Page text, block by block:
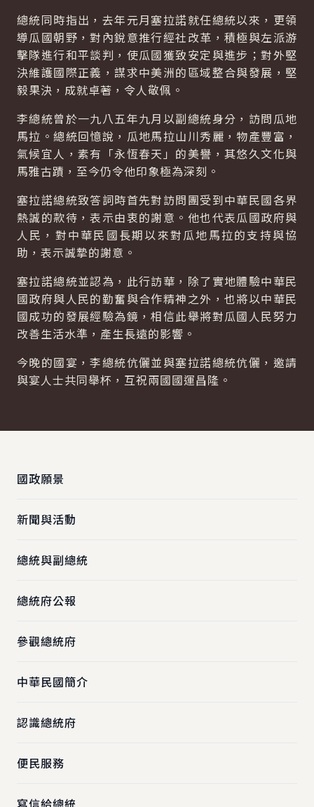
總統同時指出，去年元月塞拉諾就任總統以來，更領
導瓜國朝野，對內銳意推行經社改革，積極與左派游
擊隊進行和平談判，使瓜國獲致安定與進步；對外堅
決維護國際正義，謀求中美洲的區域整合與發展，堅
毅果決，成就卓著，令人敬佩。
李總統曾於一九八五年九月以副總統身分，訪問瓜地
馬拉。總統回憶說，瓜地馬拉山川秀麗，物產豐富，
氣候宜人，素有「永恆春天」的美譽，其悠久文化與
馬雅古蹟，至今仍令他印象極為深刻。
塞拉諾總統致答詞時首先對訪問團受到中華民國各界
熱誠的款待，表示由衷的謝意。他也代表瓜國政府與
人民，對中華民國長期以來對瓜地馬拉的支持與協
助，表示誠摯的謝意。
塞拉諾總統並認為，此行訪華，除了實地體驗中華民
國政府與人民的勤奮與合作精神之外，也將以中華民
國成功的發展經驗為鏡，相信此舉將對瓜國人民努力
改善生活水準，產生長遠的影響。
今晚的國宴，李總統伉儷並與塞拉諾總統伉儷，邀請
與宴人士共同舉杯，互祝兩國國運昌隆。
國政願景
新聞與活動
總統與副總統
總統府公報
參觀總統府
中華民國簡介
認識總統府
便民服務
寫信給總統